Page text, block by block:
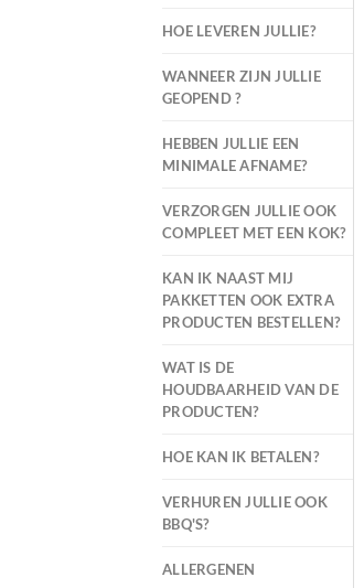
HOE LEVEREN JULLIE?
WANNEER ZIJN JULLIE
GEOPEND ?
HEBBEN JULLIE EEN
MINIMALE AFNAME?
VERZORGEN JULLIE OOK
COMPLEET MET EEN KOK?
KAN IK NAAST MIJ
PAKKETTEN OOK EXTRA
PRODUCTEN BESTELLEN?
WAT IS DE
HOUDBAARHEID VAN DE
PRODUCTEN?
HOE KAN IK BETALEN?
VERHUREN JULLIE OOK
BBQ'S?
ALLERGENEN